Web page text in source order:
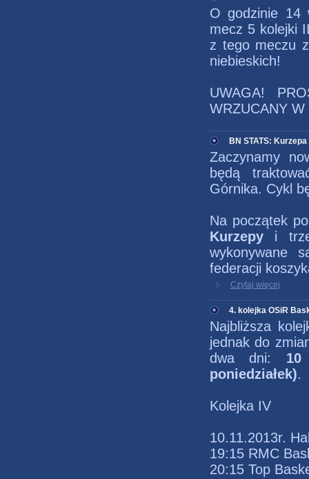
O godzinie 14
mecz 5 kolejki
z tego meczu
niebieskich!
UWAGA!
WRZUCANY
BN STATS:
Zaczynamy
będą
Górnika. Cykl
Na początek
Kurzepy i
wykonywane
federacji
Czytaj więcej
4. kolejka OSiR
Najbliższa
jednak do
dwa dni:
10
poniedziałek).
Kolejka IV
10.11.2013r.
19:15 RMC
20:15 Top